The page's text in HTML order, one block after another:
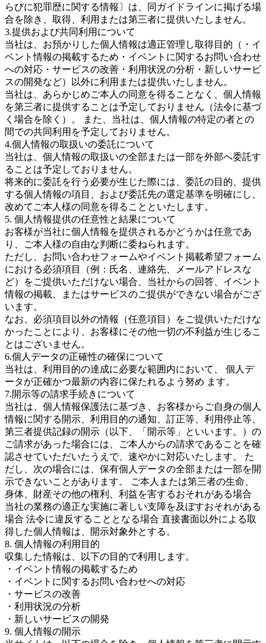
らびに犯罪歴に関する情報〕は、同ガイドラインに掲げる場
合を除き、取得、利用または第三者に提供いたしません。
3.提供および共同利用について
当社は、お預かりした個人情報は適正管理し取得目的（・イ
ベント情報の掲載するため・イベントに関するお問い合わせ
への対応・サービスの改善・利用状況の分析・新しいサービ
スの開発など）以外に利用または提供いたしません。
当社は、あらかじめご本人の同意を得ることなく、個人情報
を第三者に提供することは予定しておりません（法令に基づ
く場合を除く）。 また、当社は、個人情報の特定の者との
間での共同利用を予定しておりません。
4.個人情報の取扱いの委託について
当社は、個人情報の取扱いの全部または一部を外部へ委託す
ることは予定しておりません。
将来的に委託を行う必要が生じた際には、委託の目的、提供
する個人情報の項目、および委託先の選定基準を明確にし、
改めてご本人様の同意を得ることといたします。
5. 個人情報提供の任意性と結果について
お客様が当社に個人情報を提供されるかどうかは任意であ
り、ご本人様の自由な判断に委ねられます。
ただし、お問い合わせフォームやイベント掲載希望フォーム
における必須項目（例：氏名、連絡先、メールアドレスな
ど）をご提供いただけない場合、当社からの回答、イベント
情報の掲載、またはサービスのご提供ができない場合がござ
います。
なお、必須項目以外の情報（任意項目）をご提供いただけな
かったことにより、お客様にその他一切の不利益が生じるこ
とはございません。
6.個人データの正確性の確保について
当社は、利用目的の達成に必要な範囲内において、 個人デ
ータが正確かつ最新の内容に保たれるよう努め ます。
7.開示等の請求手続きについて
当社は、個人情報保護法に基づき、お客様からご自身の個人
情報に関する開示、利用目的の通知、訂正等、利用停止等、
第三者提供記録の開示（以下、「開示等」といいます。）の
ご請求があった場合には、ご本人からの請求であることを確
認させていただいたうえで、速やかに対応いたします。 た
だし、次の場合には、保有個人データの全部または一部を開
示できないことがあります。 ご本人または第三者の生命、
身体、財産その他の権利、利益を害するおそれがある場合
当社の業務の適正な実施に著しい支障を及ぼすおそれがある
場合 法令に違反することとなる場合 直接書面以外による取
得した個人情報は、開示対象外とする。
8. 個人情報の利用目的
収集した情報は、以下の目的で利用します。
・イベント情報の掲載するため
・イベントに関するお問い合わせへの対応
・サービスの改善
・利用状況の分析
・新しいサービスの開発
9. 個人情報の開示